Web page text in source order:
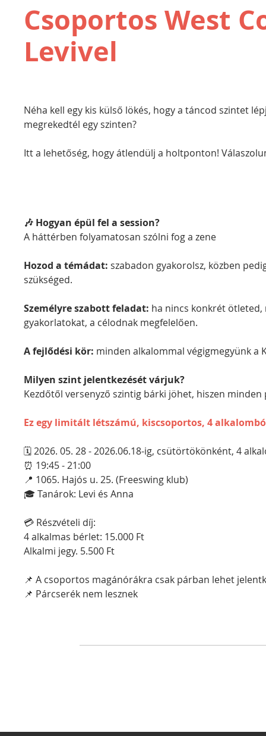
Csoportos West
Levivel
Néha kell egy kis külső lökés, hogy a táncod szintet
megrekedtél egy szinten?
Itt a lehetőség, hogy átlendülj a holtponton!
🎶 Hogyan épül fel a session?
A háttérben folyamatosan szólni fog a zene
Hozod a témádat: szabadon gyakorolsz, közben
szükséged.
Személyre szabott feladat: ha nincs konkrét ötleted,
gyakorlatokat, a célodnak megfelelően.
A fejlődési kör: minden alkalommal végigmegyünk a
Milyen szint jelentkezését várjuk?
Kezdőtől versenyző szintig bárki jöhet, hiszen
Ez egy limitált létszámú, kiscsoportos, 4
🗓 2026. 05. 28 - 2026.06.18-ig, csütörtökönként, 4
⏰ 19:45 - 21:00
📍 1065. Hajós u. 25. (Freeswing klub)
🎓 Tanárok: Levi és Anna
💳 Részvételi díj:
4 alkalmas bérlet: 15.000 Ft
Alkalmi jegy. 5.500 Ft
📌 A csoportos magánórákra csak párban lehet
📌 Párcserék nem lesznek